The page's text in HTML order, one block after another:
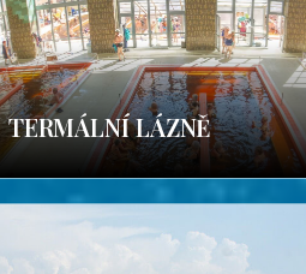
TERMÁLNÍ LÁZNĚ